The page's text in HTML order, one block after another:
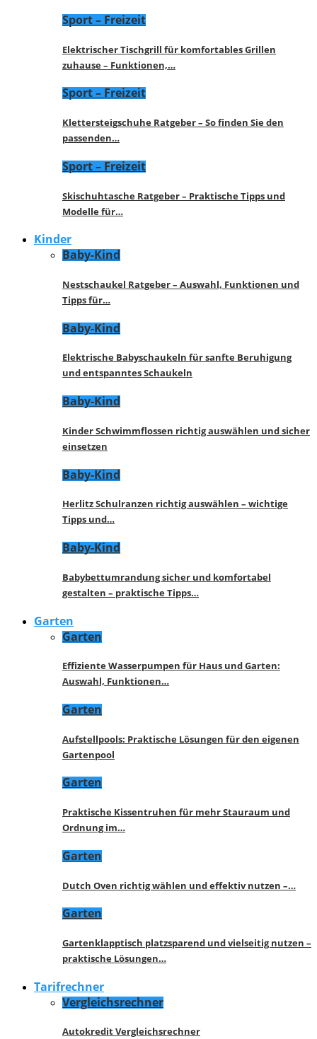
Sport – Freizeit
Elektrischer Tischgrill für komfortables Grillen
zuhause – Funktionen,…
Sport – Freizeit
Klettersteigschuhe Ratgeber – So finden Sie den
passenden…
Sport – Freizeit
Skischuhtasche Ratgeber – Praktische Tipps und
Modelle für…
Kinder
Baby-Kind
Nestschaukel Ratgeber – Auswahl, Funktionen und
Tipps für…
Baby-Kind
Elektrische Babyschaukeln für sanfte Beruhigung
und entspanntes Schaukeln
Baby-Kind
Kinder Schwimmflossen richtig auswählen und sicher
einsetzen
Baby-Kind
Herlitz Schulranzen richtig auswählen – wichtige
Tipps und…
Baby-Kind
Babybettumrandung sicher und komfortabel
gestalten – praktische Tipps…
Garten
Garten
Effiziente Wasserpumpen für Haus und Garten:
Auswahl, Funktionen…
Garten
Aufstellpools: Praktische Lösungen für den eigenen
Gartenpool
Garten
Praktische Kissentruhen für mehr Stauraum und
Ordnung im…
Garten
Dutch Oven richtig wählen und effektiv nutzen –…
Garten
Gartenklapptisch platzsparend und vielseitig nutzen –
praktische Lösungen…
Tarifrechner
Vergleichsrechner
Autokredit Vergleichsrechner